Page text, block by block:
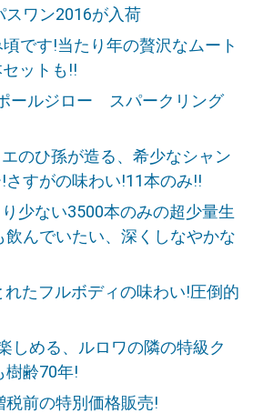
ワン2016が入荷
です!当たり年の贅沢なムート
ットも!!
ールジロー スパークリング
のひ孫が造る、希少なシャン
すがの味わい!11本のみ!!
少ない3500本のみの超少量生
んでいたい、深くしなやかな
たフルボディの味わい!圧倒的
しめる、ルロワの隣の特級ク
樹齢70年!
税前の特別価格販売!